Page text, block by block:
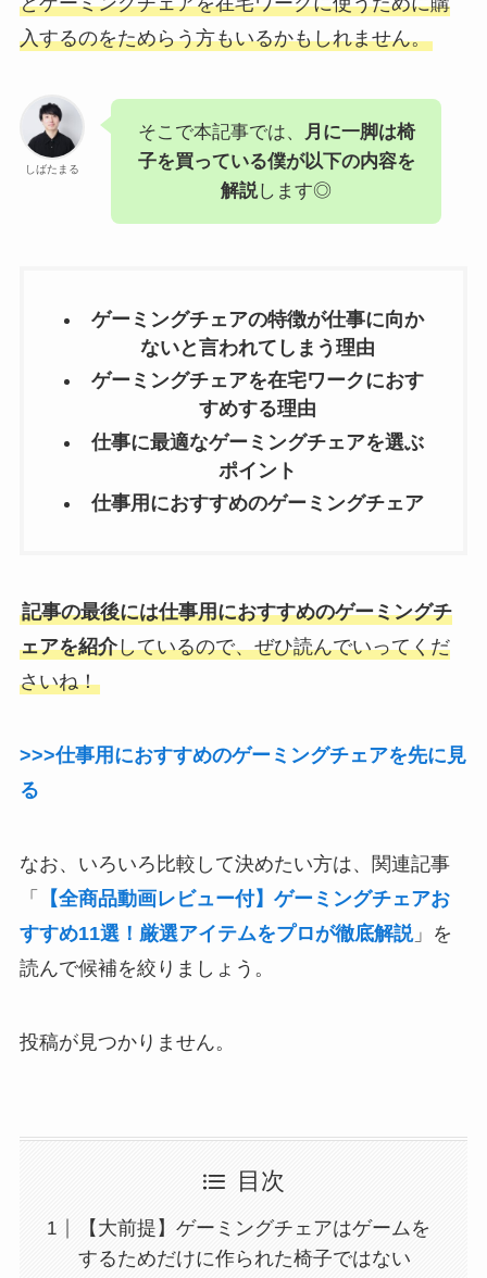
入するのをためらう方もいるかもしれません。
しばたまる
そこで本記事では、
月に一脚は椅
子を買っている僕が以下の内容を
解説します◎
ゲーミングチェアの特徴が仕事に向か
ないと言われてしまう理由
ゲーミングチェアを在宅ワークにおす
すめする理由
仕事に最適なゲーミングチェアを選ぶ
ポイント
仕事用におすすめのゲーミングチェア
記事の最後には仕事用におすすめのゲーミングチ
ェアを紹介しているので、ぜひ読んでいってくだ
さいね！
>>>仕事用におすすめのゲーミングチェアを先に見
る
なお、いろいろ比較して決めたい方は、関連記事
「
【全商品動画レビュー付】ゲーミングチェアお
すすめ11選！厳選アイテムをプロが徹底解説」を
読んで候補を絞りましょう。
投稿が見つかりません。
目次
【大前提】ゲーミングチェアはゲームを
するためだけに作られた椅子ではない